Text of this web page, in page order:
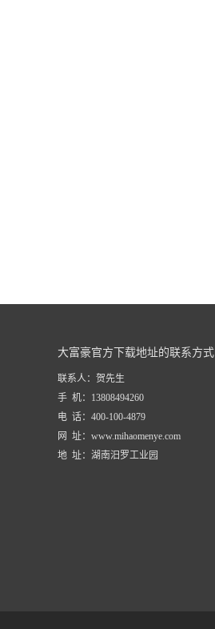
大富豪官方下载地址的联系方式
联系人：贺先生
手 机：13808494260
电 话：400-100-4879
网 址：www.mihaomenye.com
地 址：湖南汨罗工业园